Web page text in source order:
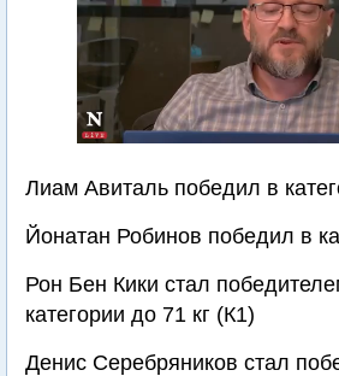
Лиам Авиталь победил в
Йонатан Робинов победил в
Рон Бен Кики стал
категории до 71 кг (К1)
Денис Серебряников стал